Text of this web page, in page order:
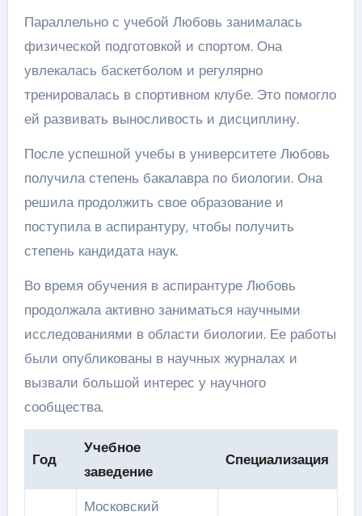
Параллельно с учебой Любовь занималась
физической подготовкой и спортом. Она
увлекалась баскетболом и регулярно
тренировалась в спортивном клубе. Это помогло
ей развивать выносливость и дисциплину.
После успешной учебы в университете Любовь
получила степень бакалавра по биологии. Она
решила продолжить свое образование и
поступила в аспирантуру, чтобы получить
степень кандидата наук.
Во время обучения в аспирантуре Любовь
продолжала активно заниматься научными
исследованиями в области биологии. Ее работы
были опубликованы в научных журналах и
вызвали большой интерес у научного
сообщества.
Год
Учебное
заведение
Специализация
Московский